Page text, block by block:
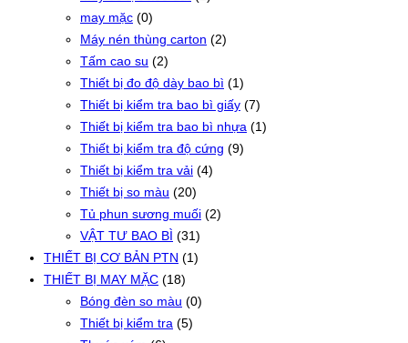
may mặc (0)
Máy nén thùng carton (2)
Tấm cao su (2)
Thiết bị đo độ dày bao bì (1)
Thiết bị kiểm tra bao bì giấy (7)
Thiết bị kiểm tra bao bì nhựa (1)
Thiết bị kiểm tra độ cứng (9)
Thiết bị kiểm tra vải (4)
Thiết bị so màu (20)
Tủ phun sương muối (2)
VẬT TƯ BAO BÌ (31)
THIẾT BỊ CƠ BẢN PTN (1)
THIẾT BỊ MAY MẶC (18)
Bóng đèn so màu (0)
Thiết bị kiểm tra (5)